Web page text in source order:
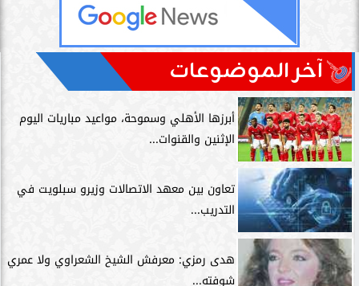
آخر الموضوعات
أبرزها الأهلي وسموحة، مواعيد مباريات اليوم
الإثنين والقنوات...
تعاون بين معهد الاتصالات وزيرو سبلويت في
التدريب...
هدى رمزي: معرفش الشيخ الشعراوي ولا عمري
شوفته...